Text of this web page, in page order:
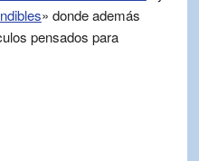
» donde además
pensados para